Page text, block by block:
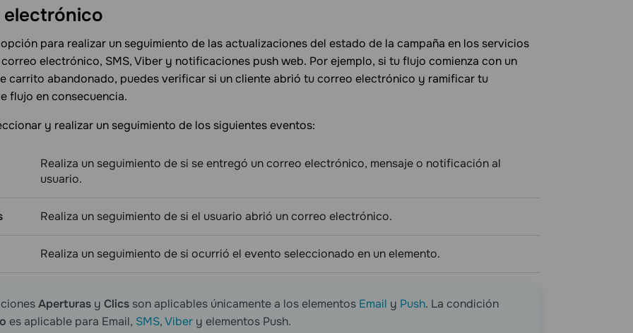
electrónico
para realizar un seguimiento de las actualizaciones del estado de la campaña en los servicios
electrónico, SMS, Viber y notificaciones push web. Por ejemplo, si tu flujo comienza con un
carrito abandonado, puedes verificar si un cliente abrió tu correo electrónico y ramificar tu
flujo en consecuencia.
y realizar un seguimiento de los siguientes eventos:
Realiza un seguimiento de si se entregó un correo electrónico, mensaje o notificación al
usuario.
Realiza un seguimiento de si el usuario abrió un correo electrónico.
Realiza un seguimiento de si ocurrió el evento seleccionado en un elemento.
Aperturas y Clics son aplicables únicamente a los elementos Email y Push. La condición
es aplicable para Email, SMS,Viber y elementos Push.